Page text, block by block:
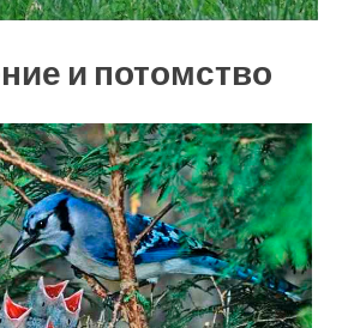
и потомство